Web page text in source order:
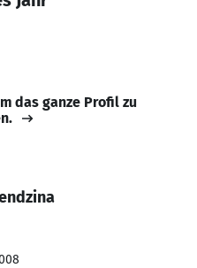
das ganze Profil zu